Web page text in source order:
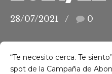
28/07/2021 0
“Te necesito cerca. Te
spot de la Campaña de